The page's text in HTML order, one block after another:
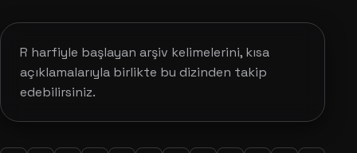
R harfiyle başlayan arşiv kelimelerini, kısa
açıklamalarıyla birlikte bu dizinden takip
edebilirsiniz.